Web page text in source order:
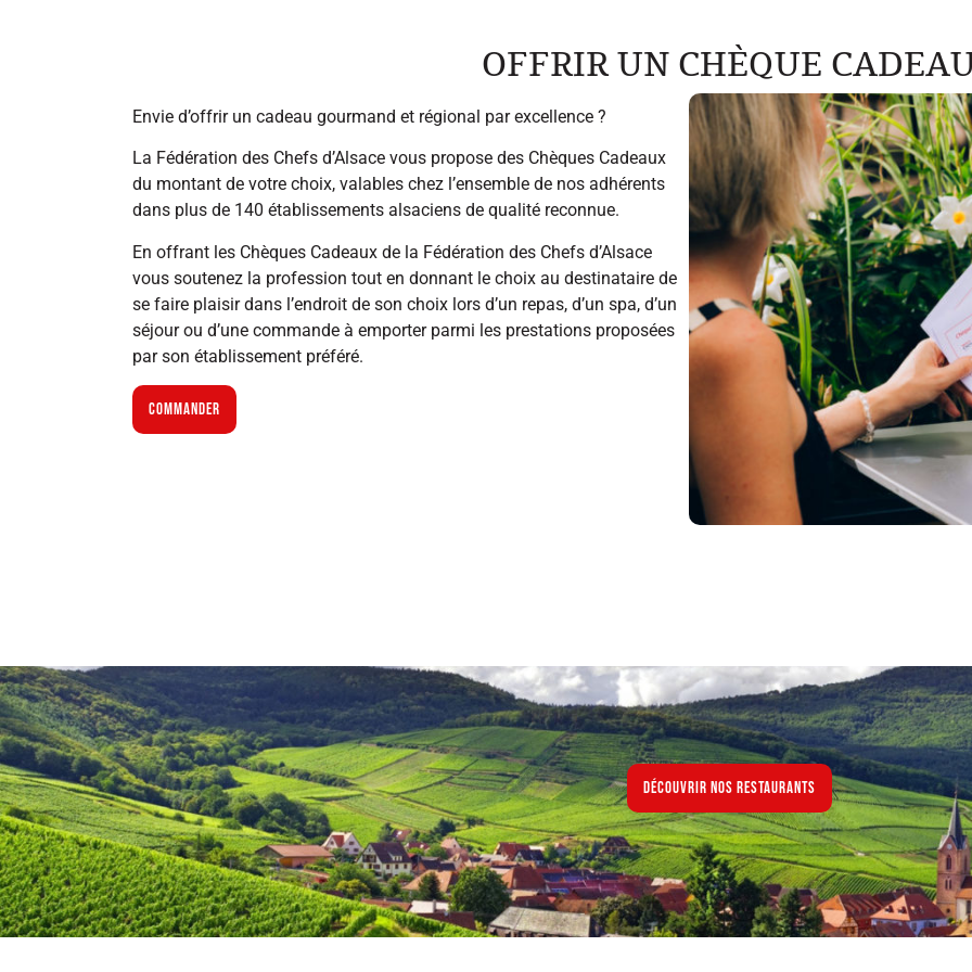
OFFRIR UN CHÈQUE
Envie d’offrir un cadeau gourmand et régional par excellence ?
La Fédération des Chefs d’Alsace vous propose des Chèques Cadeaux
du montant de votre choix, valables chez l’ensemble de nos adhérents
dans plus de 140 établissements alsaciens de qualité reconnue.
En offrant les Chèques Cadeaux de la Fédération des Chefs d’Alsace
vous soutenez la profession tout en donnant le choix au destinataire de
se faire plaisir dans l’endroit de son choix lors d’un repas, d’un spa, d’un
séjour ou d’une commande à emporter parmi les prestations proposées
par son établissement préféré.
COMMANDER
Découvrir nos restaurants